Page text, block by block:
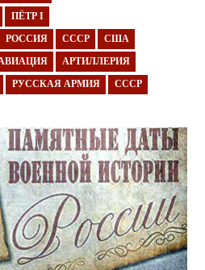
ПЁТР I
РОССИЯ СССР США
АРТИЛЛЕРИЯ
РУССКАЯ АРМИЯ СССР